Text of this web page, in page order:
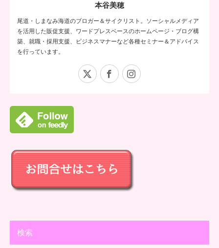
本谷美穂
尾道・しまなみ海道のブロガー＆サイクリスト。ソーシャルメディア
を活用した販促支援、ワードプレスベースのホームページ・ブログ構
築、就職・採用支援、ビジネスマナーなど各種セミナー＆アドバイス
を行っています。
Facebook
検索